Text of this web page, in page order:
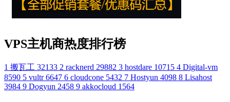
VPS主机商热度排行榜
1 搬瓦工 32133 2 racknerd 29882 3 hostdare 10715 4 Digital-vm
8590 5 vultr 6647 6 cloudcone 5432 7 Hostyun 4098 8 Lisahost
3984 9 Dogyun 2458 9 akkocloud 1564